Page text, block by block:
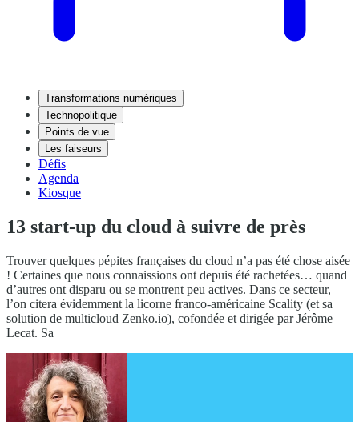
Transformations numériques
Technopolitique
Points de vue
Les faiseurs
Défis
Agenda
Kiosque
13 start-up du cloud à suivre de près
Trouver quelques pépites françaises du cloud n’a pas été chose aisée
! Certaines que nous connaissions ont depuis été rachetées… quand
d’autres ont disparu ou se montrent peu actives. Dans ce secteur,
l’on citera évidemment la licorne franco-américaine Scality (et sa
solution de multicloud Zenko.io), cofondée et dirigée par Jérôme
Lecat. Sa